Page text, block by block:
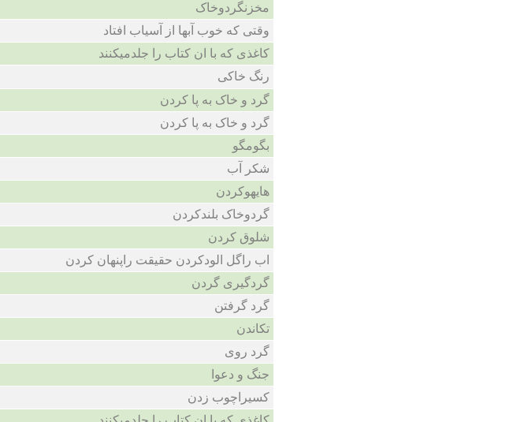
مخزنگردوخاک
وقتی که خوب آبها از آسیاب افتاد
کاغذی که با ان کتاب را جلدمیکنند
رنگ خاکی
گرد و خاک به پا کردن
گرد و خاک به پا کردن
بگومگو
شکر آب
هایهوکردن
گردوخاک بلندکردن
شلوق کردن
اب راگل الودکردن حقیقت راپنهان کردن
گردگیری گردن
گرد گرفتن
تکاندن
گرد روی
جنگ و دعوا
کسیراچوب زدن